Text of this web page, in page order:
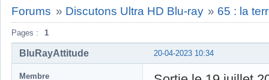
Forums » Discutons Ultra HD Blu-ray » 65 : la
Pages : 1
20-04-2023 10:34
BluRayAttitude
Membre